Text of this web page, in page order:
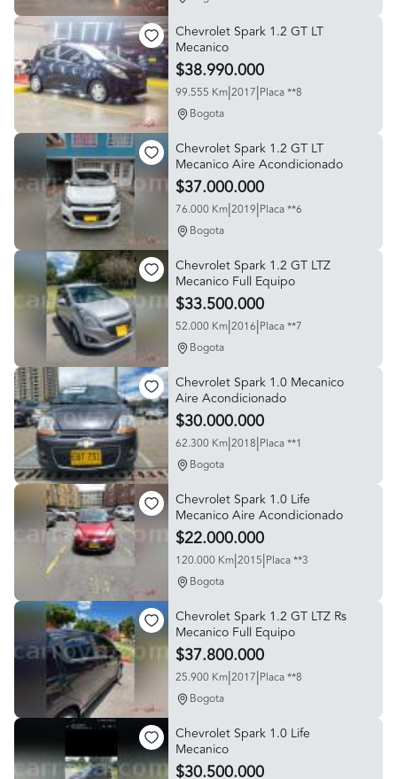
Chevrolet Spark 1.2 GT LT
Mecanico
$38.990.000
99.555 Km|2017|Placa **8
Bogota
Chevrolet Spark 1.2 GT LT
Mecanico Aire Acondicionado
$37.000.000
76.000 Km|2019|Placa **6
Bogota
Chevrolet Spark 1.2 GT LTZ
Mecanico Full Equipo
$33.500.000
52.000 Km|2016|Placa **7
Bogota
Chevrolet Spark 1.0 Mecanico
Aire Acondicionado
$30.000.000
62.300 Km|2018|Placa **1
Bogota
Chevrolet Spark 1.0 Life
Mecanico Aire Acondicionado
$22.000.000
120.000 Km|2015|Placa **3
Bogota
Chevrolet Spark 1.2 GT LTZ Rs
Mecanico Full Equipo
$37.800.000
25.900 Km|2017|Placa **8
Bogota
Chevrolet Spark 1.0 Life
Mecanico
$30.500.000